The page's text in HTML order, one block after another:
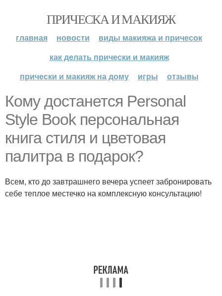
ПРИЧЕСКА И МАКИЯЖ
главная новости
виды макияжа и причесок
как делать прически и макияж
прически и макияж на дому
игры отзывы
Кому достанется Personal
Style Book персональная
книга стиля и цветовая
палитра в подарок?
Всем, кто до завтрашнего вечера успеет забронировать
себе теплое местечко на комплексную консультацию!